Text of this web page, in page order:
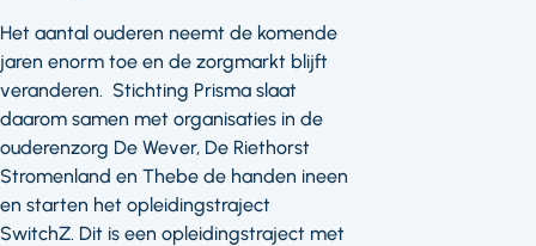
Het aantal ouderen neemt de komende
jaren enorm toe en de zorgmarkt blijft
veranderen. Stichting Prisma slaat
daarom samen met organisaties in de
ouderenzorg De Wever, De Riethorst
Stromenland en Thebe de handen ineen
en starten het opleidingstraject
SwitchZ. Dit is een opleidingstraject met